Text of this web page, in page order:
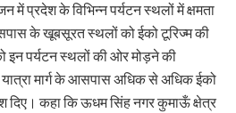
में प्रदेश के विभिन्न पर्यटन स्थलों में क्षमता
के खूबसूरत स्थलों को ईको टूरिज्म की
इन पर्यटन स्थलों की ओर मोड़ने की
मार्ग के आसपास अधिक से अधिक ईको
दिए। कहा कि ऊधम सिंह नगर कुमाऊँ क्षेत्र